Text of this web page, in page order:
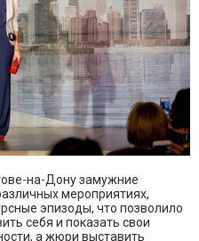
на-Дону замужние
мероприятиях,
эпизоды, что позволило
себя и показать свои
а жюри выставить